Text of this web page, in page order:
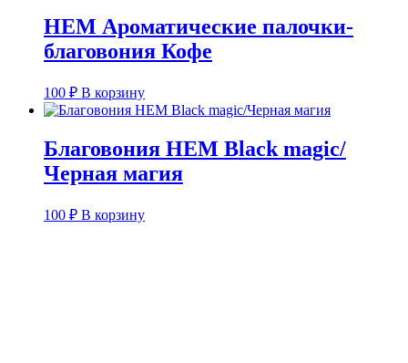
HEM Ароматические палочки-
благовония Кофе
100 ₽ В корзину
Благовония HEM Black magic/
Черная магия
100 ₽ В корзину